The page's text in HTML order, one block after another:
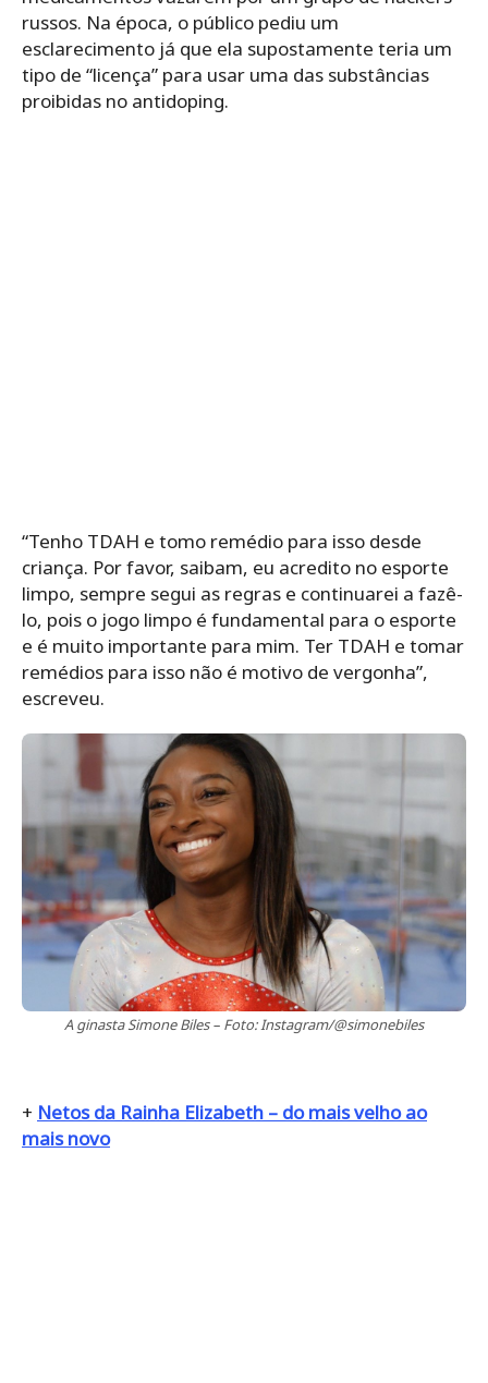
russos. Na época, o público pediu um
esclarecimento já que ela supostamente teria um
tipo de “licença” para usar uma das substâncias
proibidas no antidoping.
“Tenho TDAH e tomo remédio para isso desde
criança. Por favor, saibam, eu acredito no esporte
limpo, sempre segui as regras e continuarei a fazê-
lo, pois o jogo limpo é fundamental para o esporte
e é muito importante para mim. Ter TDAH e tomar
remédios para isso não é motivo de vergonha”,
escreveu.
A ginasta Simone Biles – Foto: Instagram/@simonebiles
+ Netos da Rainha Elizabeth – do mais velho ao
mais novo